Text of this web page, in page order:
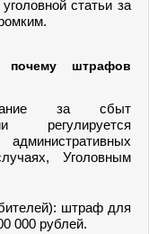
статьи за
почему штрафов
за сбыт
регулируется
Уголовным
штраф для
000 рублей.